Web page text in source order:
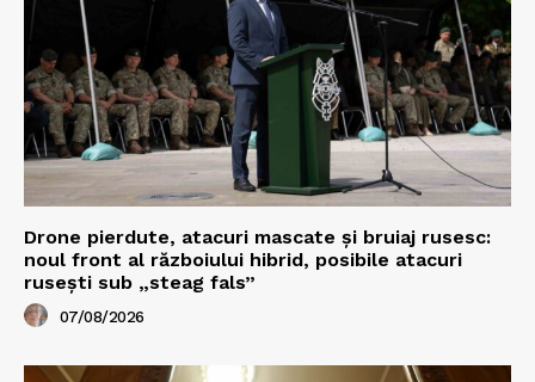
Drone pierdute, atacuri mascate și bruiaj rusesc:
noul front al războiului hibrid, posibile atacuri
rusești sub „steag fals”
07/08/2026